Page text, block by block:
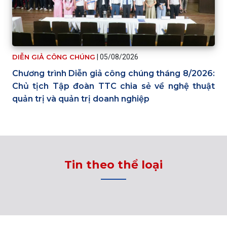
DIỄN GIẢ CÔNG CHÚNG 05/08/2026
Chương trình Diễn giả công chúng tháng 8/2026:
Chủ tịch Tập đoàn TTC chia sẻ về nghệ thuật
quản trị và quản trị doanh nghiệp
Tin theo thể loại